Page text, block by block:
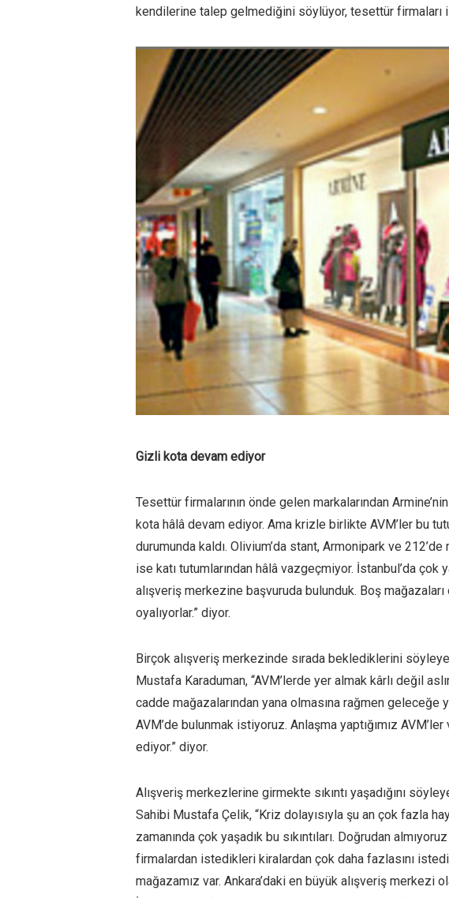
kendilerine talep gelmediğini söylüyor, tesettür firmaları
Gizli kota devam ediyor
Tesettür firmalarının önde gelen markalarından
kota hâlâ devam ediyor. Ama krizle birlikte AVM’ler bu
durumunda kaldı. Olivium’da stant, Armonipark ve 212’de
ise katı tutumlarından hâlâ vazgeçmiyor. İstanbul’da çok
alışveriş merkezine başvuruda bulunduk. Boş
oyalıyorlar.” diyor.
Birçok alışveriş merkezinde sırada beklediklerini
Mustafa Karaduman, “AVM’lerde yer almak kârlı değil
cadde mağazalarından yana olmasına rağmen geleceğe
AVM’de bulunmak istiyoruz. Anlaşma yaptığımız AVM’ler
ediyor.” diyor.
Alışveriş merkezlerine girmekte sıkıntı yaşadığını
Sahibi Mustafa Çelik, “Kriz dolayısıyla şu an çok fazla
zamanında çok yaşadık bu sıkıntıları. Doğrudan
firmalardan istedikleri kiralardan çok daha fazlasını
mağazamız var. Ankara’daki en büyük alışveriş merkezi